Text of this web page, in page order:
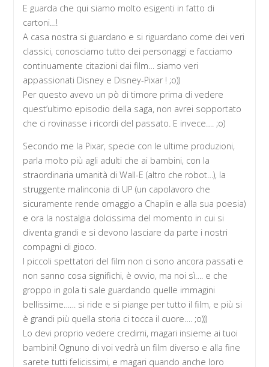
E guarda che qui siamo molto esigenti in fatto di
cartoni…!
A casa nostra si guardano e si riguardano come dei veri
classici, conosciamo tutto dei personaggi e facciamo
continuamente citazioni dai film… siamo veri
appassionati Disney e Disney-Pixar ! ;o))
Per questo avevo un pò di timore prima di vedere
quest’ultimo episodio della saga, non avrei sopportato
che ci rovinasse i ricordi del passato. E invece…. ;o)
Secondo me la Pixar, specie con le ultime produzioni,
parla molto più agli adulti che ai bambini, con la
straordinaria umanità di Wall-E (altro che robot…), la
struggente malinconia di UP (un capolavoro che
sicuramente rende omaggio a Chaplin e alla sua poesia)
e ora la nostalgia dolcissima del momento in cui si
diventa grandi e si devono lasciare da parte i nostri
compagni di gioco.
I piccoli spettatori del film non ci sono ancora passati e
non sanno cosa significhi, è ovvio, ma noi sì…. e che
groppo in gola ti sale guardando quelle immagini
bellissime…… si ride e si piange per tutto il film, e più si
è grandi più quella storia ci tocca il cuore…. ;o)))
Lo devi proprio vedere credimi, magari insieme ai tuoi
bambini! Ognuno di voi vedrà un film diverso e alla fine
sarete tutti felicissimi, e magari quando anche loro